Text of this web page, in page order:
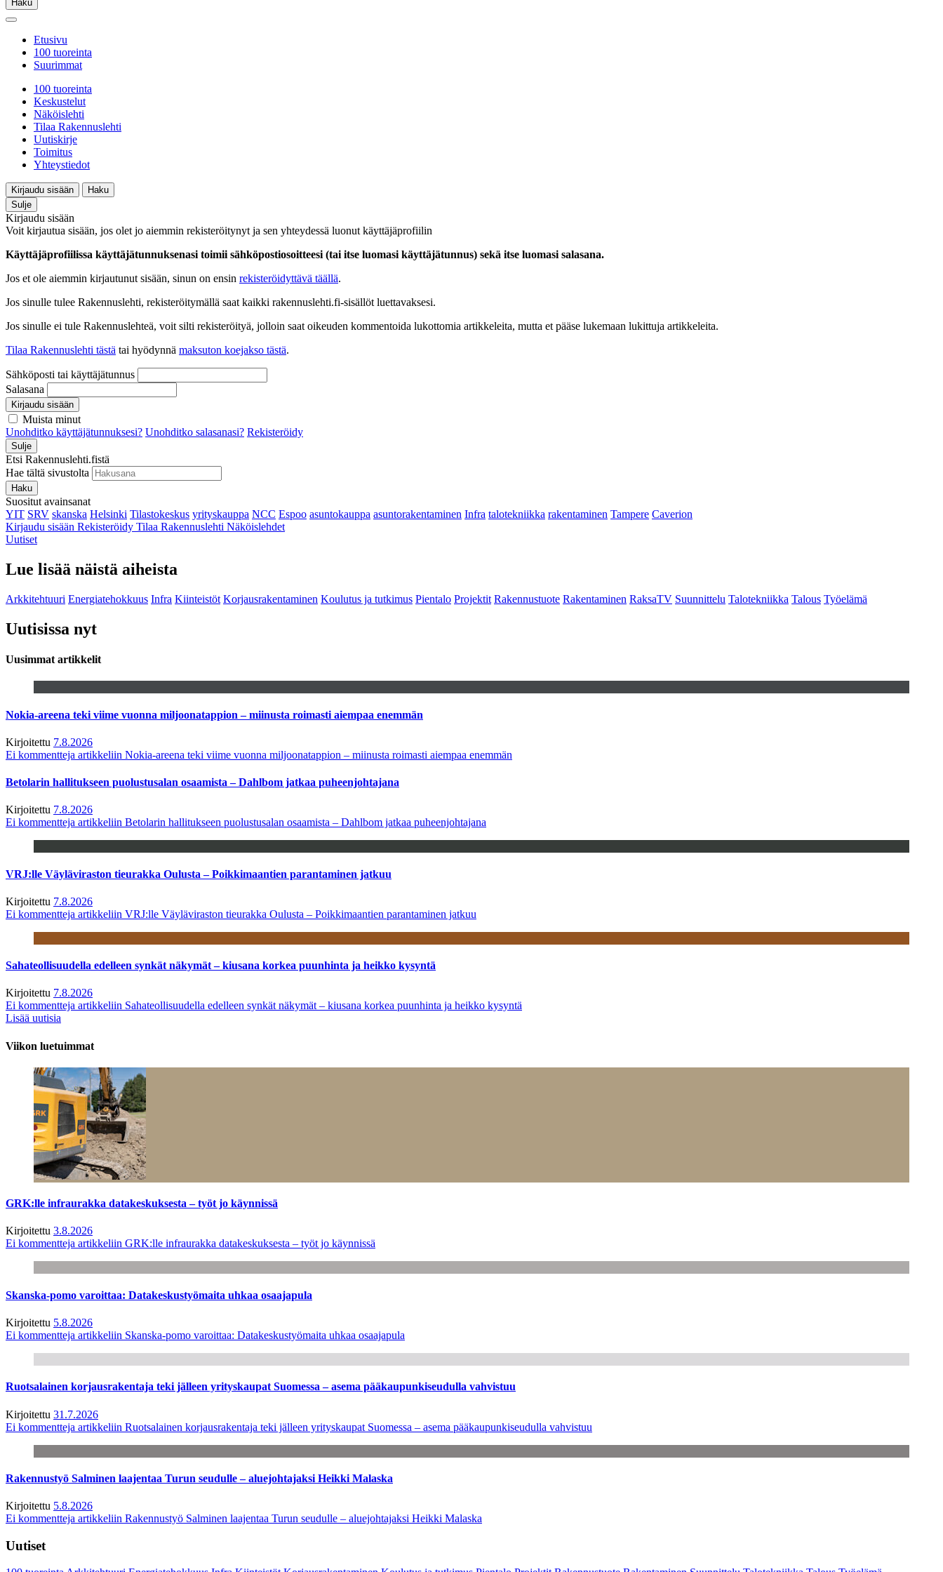
Haku
Etusivu
100 tuoreinta
Suurimmat
100 tuoreinta
Keskustelut
Näköislehti
Tilaa Rakennuslehti
Uutiskirje
Toimitus
Yhteystiedot
Kirjaudu sisään
Haku
Sulje
Kirjaudu sisään
Voit kirjautua sisään, jos olet jo aiemmin rekisteröitynyt ja sen yhteydessä luonut käyttäjäprofiilin
Käyttäjäprofiilissa käyttäjätunnuksenasi toimii sähköpostiosoitteesi (tai itse luomasi käyttäjätunnus) sekä itse luomasi salasana.
Jos et ole aiemmin kirjautunut sisään, sinun on ensin rekisteröidyttävä täällä.
Jos sinulle tulee Rakennuslehti, rekisteröitymällä saat kaikki rakennuslehti.fi-sisällöt luettavaksesi.
Jos sinulle ei tule Rakennuslehteä, voit silti rekisteröityä, jolloin saat oikeuden kommentoida lukottomia artikkeleita, mutta et pääse lukemaan lukittuja artikkeleita.
Tilaa Rakennuslehti tästä tai hyödynnä maksuton koejakso tästä.
Sähköposti tai käyttäjätunnus
Salasana
Kirjaudu sisään
Muista minut
Unohditko käyttäjätunnuksesi? Unohditko salasanasi? Rekisteröidy
Sulje
Etsi Rakennuslehti.fistä
Hae tältä sivustolta
Haku
Suositut avainsanat
YIT SRV skanska Helsinki Tilastokeskus yrityskauppa NCC Espoo asuntokauppa asuntorakentaminen Infra talotekniikka rakentaminen Tampere Caverion
Kirjaudu sisään Rekisteröidy Tilaa Rakennuslehti Näköislehdet
Uutiset
Lue lisää näistä aiheista
Arkkitehtuuri Energiatehokkuus Infra Kiinteistöt Korjausrakentaminen Koulutus ja tutkimus Pientalo Projektit Rakennustuote Rakentaminen RaksaTV Suunnittelu Talotekniikka Talous Työelämä
Uutisissa nyt
Uusimmat artikkelit
Nokia-areena teki viime vuonna miljoonatappion – miinusta roimasti aiempaa enemmän
Kirjoitettu 7.8.2026
Ei kommentteja artikkeliin Nokia-areena teki viime vuonna miljoonatappion – miinusta roimasti aiempaa enemmän
Betolarin hallitukseen puolustusalan osaamista – Dahlbom jatkaa puheenjohtajana
Kirjoitettu 7.8.2026
Ei kommentteja artikkeliin Betolarin hallitukseen puolustusalan osaamista – Dahlbom jatkaa puheenjohtajana
VRJ:lle Väyläviraston tieurakka Oulusta – Poikkimaantien parantaminen jatkuu
Kirjoitettu 7.8.2026
Ei kommentteja artikkeliin VRJ:lle Väyläviraston tieurakka Oulusta – Poikkimaantien parantaminen jatkuu
Sahateollisuudella edelleen synkät näkymät – kiusana korkea puunhinta ja heikko kysyntä
Kirjoitettu 7.8.2026
Ei kommentteja artikkeliin Sahateollisuudella edelleen synkät näkymät – kiusana korkea puunhinta ja heikko kysyntä
Lisää uutisia
Viikon luetuimmat
GRK:lle infraurakka datakeskuksesta – työt jo käynnissä
Kirjoitettu 3.8.2026
Ei kommentteja artikkeliin GRK:lle infraurakka datakeskuksesta – työt jo käynnissä
Skanska-pomo varoittaa: Datakeskustyömaita uhkaa osaajapula
Kirjoitettu 5.8.2026
Ei kommentteja artikkeliin Skanska-pomo varoittaa: Datakeskustyömaita uhkaa osaajapula
Ruotsalainen korjausrakentaja teki jälleen yrityskaupat Suomessa – asema pääkaupunkiseudulla vahvistuu
Kirjoitettu 31.7.2026
Ei kommentteja artikkeliin Ruotsalainen korjausrakentaja teki jälleen yrityskaupat Suomessa – asema pääkaupunkiseudulla vahvistuu
Rakennustyö Salminen laajentaa Turun seudulle – aluejohtajaksi Heikki Malaska
Kirjoitettu 5.8.2026
Ei kommentteja artikkeliin Rakennustyö Salminen laajentaa Turun seudulle – aluejohtajaksi Heikki Malaska
Uutiset